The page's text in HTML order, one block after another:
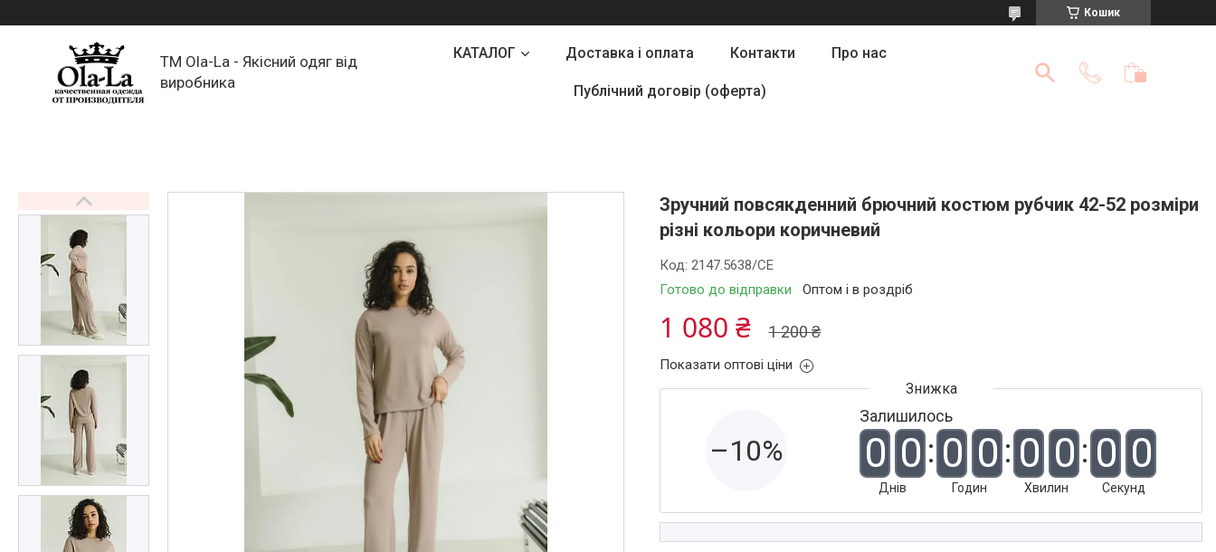
Кошик
TM Ola-La - Якісний одяг від
виробника
КАТАЛОГ Доставка і оплата Контакти Про нас
Публічний договір (оферта)
Зручний повсякденний брючний костюм рубчик 42-52 розміри
різні кольори коричневий
Готово до відправки Оптом і в роздріб
Код:2147.5638/СЕ
1 200 ₴
1 080 ₴
Показати оптові ціни
–10%
Залишилось
0 0
Днів
0 0
Годин
0 0
Хвилин
0 0
Секунд